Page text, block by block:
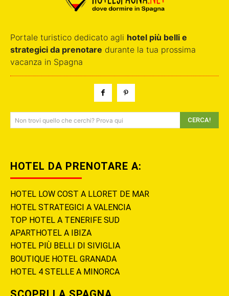
Portale turistico dedicato agli hotel più belli e
strategici da prenotare durante la tua prossima
vacanza in Spagna
Non trovi quello che cerchi? Prova qui CERCA!
HOTEL DA PRENOTARE A:
HOTEL LOW COST A LLORET DE MAR
HOTEL STRATEGICI A VALENCIA
TOP HOTEL A TENERIFE SUD
APARTHOTEL A IBIZA
HOTEL PIÙ BELLI DI SIVIGLIA
BOUTIQUE HOTEL GRANADA
HOTEL 4 STELLE A MINORCA